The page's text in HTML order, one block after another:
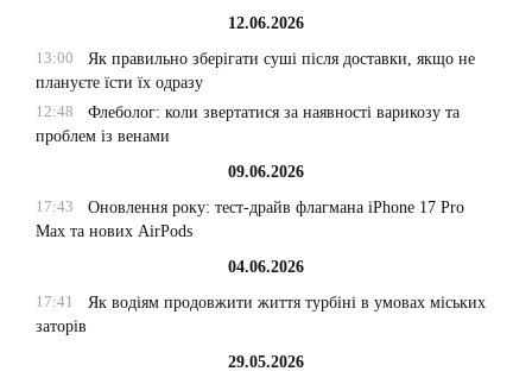
12.06.2026
13:00
Як правильно зберігати суші після доставки, якщо не
плануєте їсти їх одразу
12:48
Флеболог: коли звертатися за наявності варикозу та
проблем із венами
09.06.2026
17:43
Оновлення року: тест-драйв флагмана iPhone 17 Pro
Max та нових AirPods
04.06.2026
17:41
Як водіям продовжити життя турбіні в умовах міських
заторів
29.05.2026